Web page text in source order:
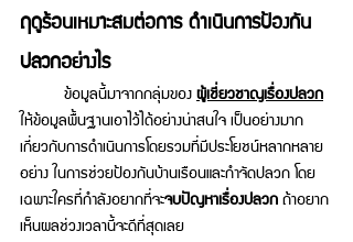
ฤดูร้อนเหมาะสมต่อการ ดำเนินการป้องกัน
ปลวกอย่างไร
	ข้อมูลนี้มาจากกลุ่มของ
ผู้เชี่ยวชาญเรื่องปลวก
ให้ข้อมูลพื้นฐานเอาไว้ได้อย่างน่าสนใจ เป็นอย่างมาก
เกี่ยวกับการดำเนินการโดยรวมที่มีประโยชน์หลากหลาย
อย่าง ในการช่วยป้องกันบ้านเรือนและกำจัดปลวก โดย
เฉพาะใครที่กำลังอยากที่จะจบปัญหาเรื่องปลวก ถ้าอยาก
เห็นผลช่วงเวลานี้จะดีที่สุดเลย